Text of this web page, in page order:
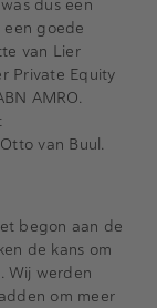
dus een
goede
van Lier
Private Equity
AMRO.
van Buul.
begon aan de
de kans om
Wij werden
om meer